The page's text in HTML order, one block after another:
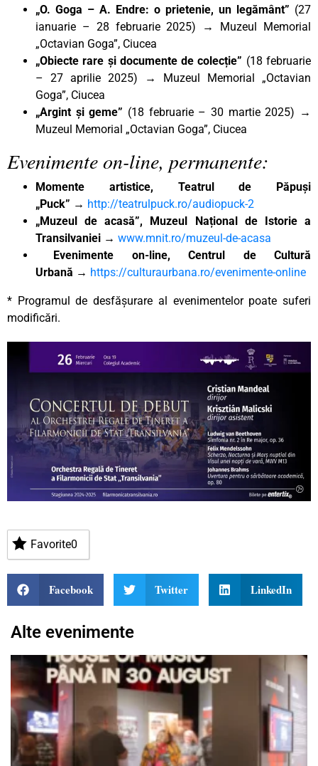
„O. Goga – A. Endre: o prietenie, un legământ” (27
ianuarie – 28 februarie 2025) → Muzeul Memorial
„Octavian Goga”, Ciucea
„Obiecte rare și documente de colecție” (18 februarie
– 27 aprilie 2025) → Muzeul Memorial „Octavian
Goga”, Ciucea
„Argint și geme” (18 februarie – 30 martie 2025) →
Muzeul Memorial „Octavian Goga”, Ciucea
Evenimente on-line, permanente:
Momente artistice, Teatrul de Păpuși
„Puck” → http://teatrulpuck.ro/audiopuck-2
„Muzeul de acasă”, Muzeul Național de Istorie a
Transilvaniei → www.mnit.ro/muzeul-de-acasa
Evenimente on-line, Centrul de Cultură
Urbană → https://culturaurbana.ro/evenimente-online
* Programul de desfășurare al evenimentelor poate suferi
modificări.
Favorite0
Facebook Twitter LinkedIn
Alte evenimente